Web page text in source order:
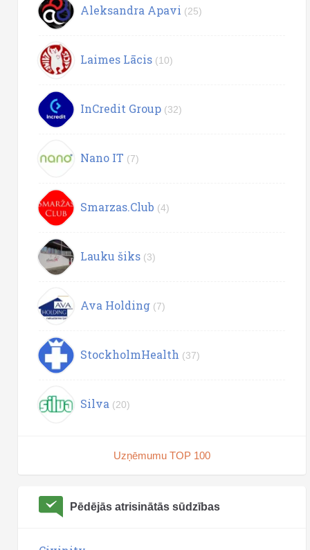
Aleksandra Apavi (25)
Laimes Lācis (10)
InCredit Group (32)
Nano IT (7)
Smarzas.Club (4)
Lauku šiks (3)
Ava Holding (7)
StockholmHealth (37)
Silva (20)
Uzņēmumu TOP 100
Pēdējās atrisinātās sūdzības